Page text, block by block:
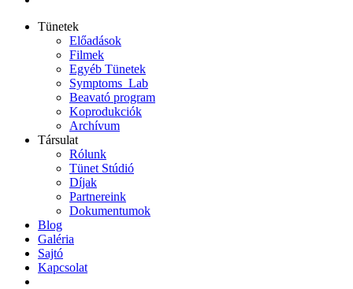
Tünetek
Előadások
Filmek
Egyéb Tünetek
Symptoms_Lab
Beavató program
Koprodukciók
Archívum
Társulat
Rólunk
Tünet Stúdió
Díjak
Partnereink
Dokumentumok
Blog
Galéria
Sajtó
Kapcsolat